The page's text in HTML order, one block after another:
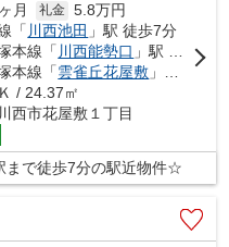
月 礼金 5.8万円
「 川西池田 」駅 徒歩7分
本線「 川西能勢口 」駅 徒歩7分
本線「雲雀丘花屋敷 」駅 徒歩9分
/ 24.37㎡
西市花屋敷１丁目
まで徒歩7分の駅近物件☆